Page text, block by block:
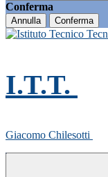
Conferma
Annulla Conferma
I.T.T.
Giacomo Chilesotti